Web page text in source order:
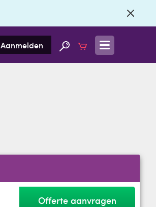
Aanmelden
Offerte aanvragen